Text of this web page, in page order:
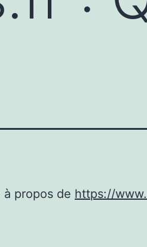
à propos de https://